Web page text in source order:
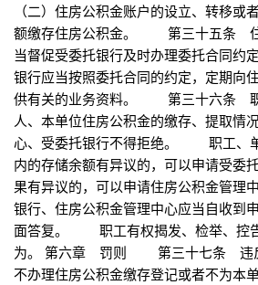
（二）住房公积金账户的设立、转
额缴存住房公积金。 第三十五条 住
当督促受委托银行及时办理委托合同
银行应当按照委托合同的约定，定期向
供有关的业务资料。 第三十六条 职
人、本单位住房公积金的缴存、提取情
心、受委托银行不得拒绝。 职工、
内的存储余额有异议的，可以申请受委
果有异议的，可以申请住房公积金管理
银行、住房公积金管理中心应当自收到
面答复。 职工有权揭发、检举、控
为。 第六章 罚则 第三十七条 违反
不办理住房公积金缴存登记或者不为本